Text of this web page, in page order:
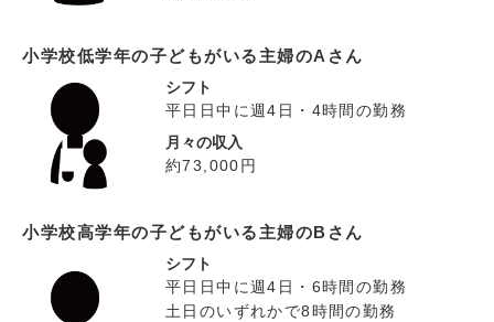
小学校低学年の子どもがいる主婦のAさん
シフト
平日日中に週4日・4時間の勤務
月々の収入
約73,000円
小学校高学年の子どもがいる主婦のBさん
シフト
平日日中に週4日・6時間の勤務
土日のいずれかで8時間の勤務